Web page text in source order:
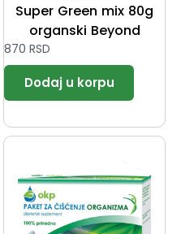
Super Green mix 80g
organski Beyond
870 RSD